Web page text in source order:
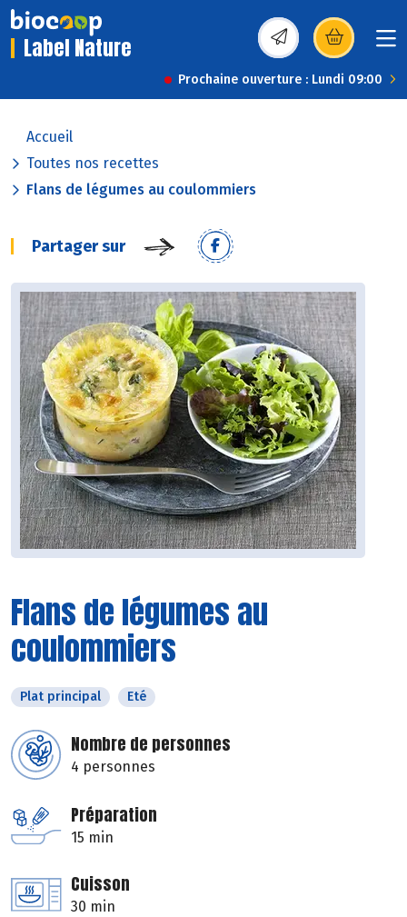
Label Nature (s’ouvre dans une
Prochaine ouverture : Lundi 09:00
Accueil
Toutes nos recettes
Flans de légumes au coulommiers
Partager sur
Flans de légumes au
coulommiers
Plat principal Eté
Nombre de personnes
4 personnes
Préparation
15 min
Cuisson
30 min